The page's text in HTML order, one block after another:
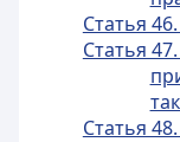
Статья
Статья
Статья